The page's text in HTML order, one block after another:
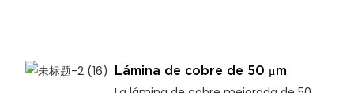
Lámina de cobre de 50 μm